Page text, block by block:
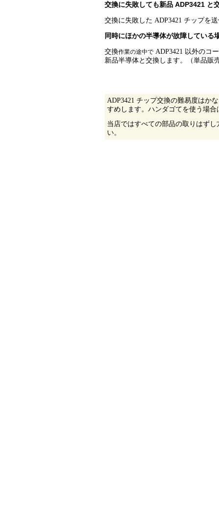
交換に失敗しても新品 ADP3421 と
交換に失敗した ADP3421 チップを
同時にほかの半導体が故障している
交換作業の途中で ADP3421 以外のコ
新品半導体と交換します。（単品販
ADP3421 チップ交換の難易度はか
すめします。ハンダゴてを使う場
当店ではすべての部品の取りはず
い。